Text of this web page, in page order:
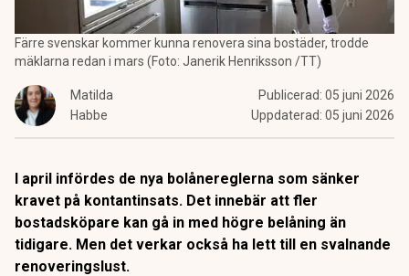
Färre svenskar kommer kunna renovera sina bostäder, trodde
mäklarna redan i mars (Foto: Janerik Henriksson /TT)
Matilda
Habbe
Publicerad: 05 juni 2026
Uppdaterad: 05 juni 2026
I april infördes de nya bolånereglerna som sänker
kravet på kontantinsats. Det innebär att fler
bostadsköpare kan gå in med högre belåning än
tidigare. Men det verkar också ha lett till en svalnande
renoveringslust.